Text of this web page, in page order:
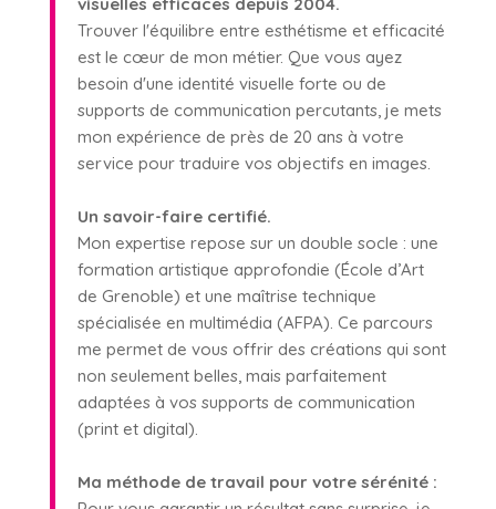
Trouver l'équilibre entre esthétisme et efficacité
est le cœur de mon métier. Que vous ayez
besoin d'une identité visuelle forte ou de
supports de communication percutants, je mets
mon expérience de près de 20 ans à votre
service pour traduire vos objectifs en images.
Un savoir-faire certifié.
Mon expertise repose sur un double socle : une
formation artistique approfondie (École d’Art
de Grenoble) et une maîtrise technique
spécialisée en multimédia (AFPA). Ce parcours
me permet de vous offrir des créations qui sont
non seulement belles, mais parfaitement
adaptées à vos supports de communication
(print et digital).
Ma méthode de travail pour votre sérénité :